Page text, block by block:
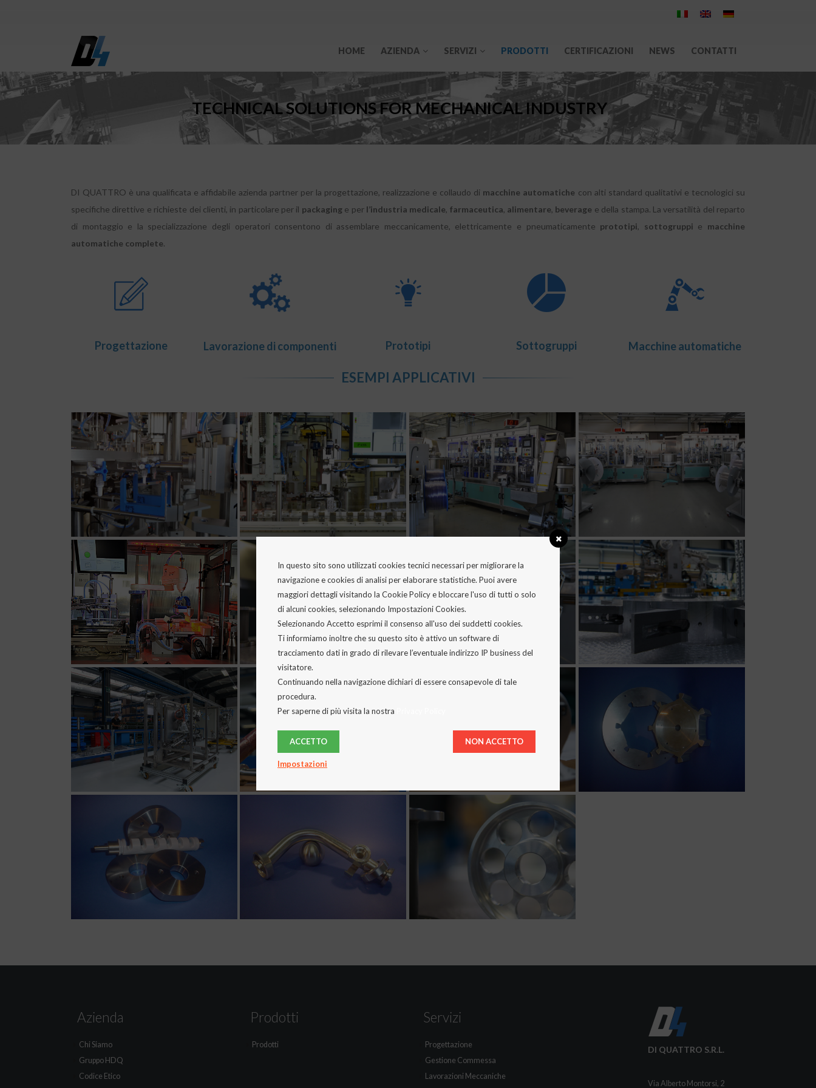
HOME AZIENDA SERVIZI PRODOTTI CERTIFICAZIONI NEWS CONTATTI
TECHNICAL SOLUTIONS FOR MECHANICAL INDUSTRY
DI QUATTRO è una qualificata e affidabile azienda partner per la progettazione, realizzazione e collaudo di macchine automatiche con alti standard qualitativi e tecnologici su
specifiche direttive e richieste dei clienti, in particolare per il packaginge per l’industria medicale, farmaceutica, alimentare, beverage e della stampa. La versatilità del reparto
di montaggio e la specializzazione degli operatori consentono di assemblare meccanicamente, elettricamente e pneumaticamente prototipi, sottogruppi e macchine
automatiche complete.
Progettazione Lavorazione di componenti Prototipi Sottogruppi Macchine automatiche
ESEMPI APPLICATIVI
Azienda
Chi Siamo
Gruppo HDQ
Codice Etico
Prodotti
Prodotti
Servizi
Progettazione
Gestione Commessa
Lavorazioni Meccaniche
DI QUATTRO S.R.L.
Via Alberto Montorsi, 2
In questo sito sono utilizzati cookies tecnici necessari per migliorare la
navigazione e cookies di analisi per elaborare statistiche. Puoi avere
maggiori dettagli visitando la Cookie Policy e bloccare l'uso di tutti o solo
di alcuni cookies, selezionando Impostazioni Cookies.
Selezionando Accetto esprimi il consenso all'uso dei suddetti cookies.
Ti informiamo inoltre che su questo sito è attivo un software di
tracciamento dati in grado di rilevare l’eventuale indirizzo IP business del
visitatore.
Continuando nella navigazione dichiari di essere consapevole di tale
procedura.
Per saperne di più visita la nostra
ACCETTO NON ACCETTO
Impostazioni